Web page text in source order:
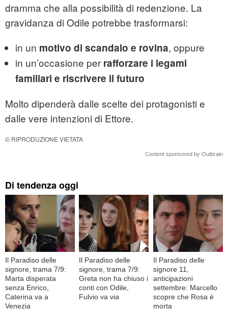
dramma che alla possibilità di redenzione. La
gravidanza di Odile potrebbe trasformarsi:
in un motivo di scandalo e rovina, oppure
in un’occasione per rafforzare i legami
familiari e riscrivere il futuro
Molto dipenderà dalle scelte dei protagonisti e
dalle vere intenzioni di Ettore.
© RIPRODUZIONE VIETATA
Content sponsored by Outbrain
Di tendenza oggi
Il Paradiso delle
signore, trama 7/9:
Marta disperata
senza Enrico,
Caterina va a
Venezia
Il Paradiso delle
signore, trama 7/9:
Greta non ha chiuso i
conti con Odile,
Fulvio va via
Il Paradiso delle
signore 11,
anticipazioni
settembre: Marcello
scopre che Rosa è
morta